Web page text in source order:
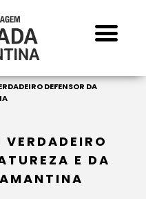
DEFENSOR DA
E DA